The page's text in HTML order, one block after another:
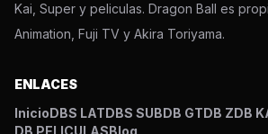
Kai, Super y peliculas. Dragon Ball es
Animation, Fuji TV y Akira Toriyama.
ENLACES
InicioDBS LATDBS SUBDB GTDB ZDB